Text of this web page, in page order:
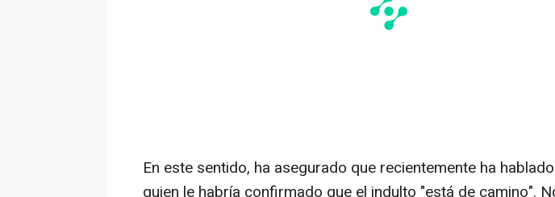
En este sentido, ha asegurado que recientemente ha
quien le habría confirmado que el indulto "está de camino".